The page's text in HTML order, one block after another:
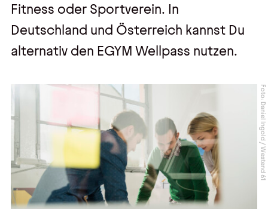
Fitness oder Sportverein. In
Deutschland und Österreich kannst Du
alternativ den EGYM Wellpass nutzen.
Foto: Daniel Ingold / Westend 61